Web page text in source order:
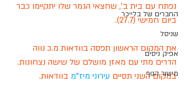
החברים של בלייכר
שניסל
אפיק ניסים
מישור הנוף
נפתח עם בית ב', שחצאי הגמר שלו יתקיימו כבר
ביום חמישי (27.7).
את המקום הראשון תפסה בוודאות מ.כ נווה
הדרים מתי עם מאזן מושלם של שישה נצחונות.
במקום השני תסיים עירוני מיז"מ בוודאות.